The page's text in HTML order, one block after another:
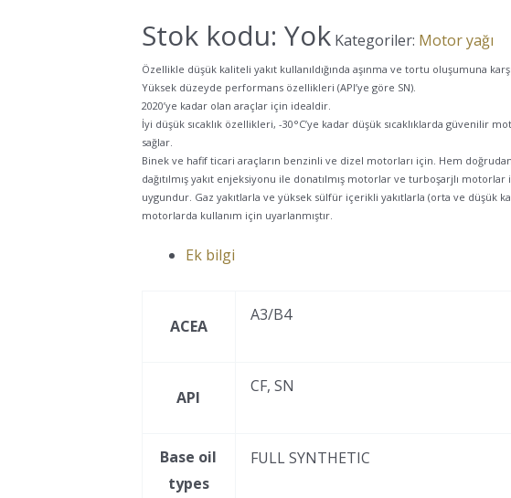
Stok kodu: Yok Kategoriler: Motor yağı
Özellikle düşük kaliteli yakıt kullanıldığında aşınma ve tortu oluşumuna
Yüksek düzeyde performans özellikleri (API’ye göre SN).
2020’ye kadar olan araçlar için idealdir.
İyi düşük sıcaklık özellikleri, -30°C’ye kadar düşük sıcaklıklarda güvenilir
sağlar.
Binek ve hafif ticari araçların benzinli ve dizel motorları için. Hem
dağıtılmış yakıt enjeksiyonu ile donatılmış motorlar ve turboşarjlı motorlar
uygundur. Gaz yakıtlarla ve yüksek sülfür içerikli yakıtlarla (orta ve düşük
motorlarda kullanım için uyarlanmıştır.
Ek bilgi
ACEA
A3/B4
API
CF, SN
Base oil
types
FULL SYNTHETIC